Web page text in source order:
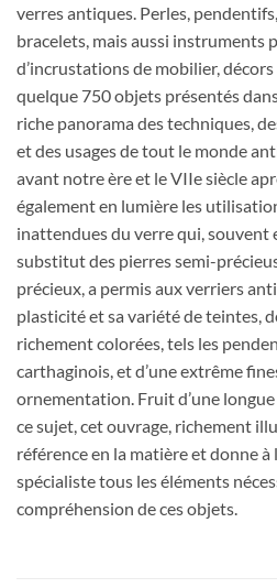
verres antiques. Perles,
bracelets, mais aussi instruments
d’incrustations de mobilier,
quelque 750 objets présentés
riche panorama des techniques,
et des usages de tout le monde
avant notre ère et le VIIe siècle
également en lumière les
inattendues du verre qui, souvent
substitut des pierres semi-
précieux, a permis aux verriers
plasticité et sa variété de teintes,
richement colorées, tels les
carthaginois, et d’une extrême
ornementation. Fruit d’une
ce sujet, cet ouvrage, richement
référence en la matière et donne à
spécialiste tous les éléments
compréhension de ces objets.